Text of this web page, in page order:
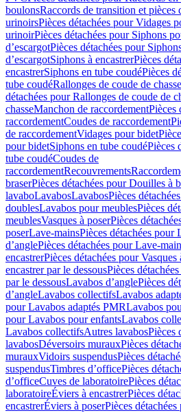
boulonsRaccords de transition et pièces
urinoirsPièces détachées pour Vidages
urinoirPièces détachées pour Siphons
d’escargotPièces détachées pour
d’escargotSiphons à encastrerPièces
encastrerSiphons en tube coudéPièces
tube coudéRallonges de coude de
détachées pour Rallonges de coude de
chasseManchon de raccordementPièces
raccordementCoudes de raccordement
de raccordementVidages pour bidet
pour bidetSiphons en tube coudéPièces
tube coudéCoudes de
raccordementRecouvrements
braserPièces détachées pour Douilles à
lavaboLavabosLavabosPièces
doublesLavabos pour meublesPièces
meublesVasques à poserPièces
poserLave-mainsPièces détachées pour
d’anglePièces détachées pour Lave-
encastrerPièces détachées pour Vasques
encastrer par le dessousPièces
par le dessousLavabos d’anglePièces
d’angleLavabos collectifsLavabos
pour Lavabos adaptés PMRLavabos
pour Lavabos pour enfantsLavabos
Lavabos collectifsAutres lavabosPièces
lavabosDéversoirs murauxPièces
murauxVidoirs suspendusPièces
suspendusTimbres dʼofficePièces
dʼofficeCuves de laboratoirePièces
laboratoireÉviers à encastrerPièces
encastrerÉviers à poserPièces